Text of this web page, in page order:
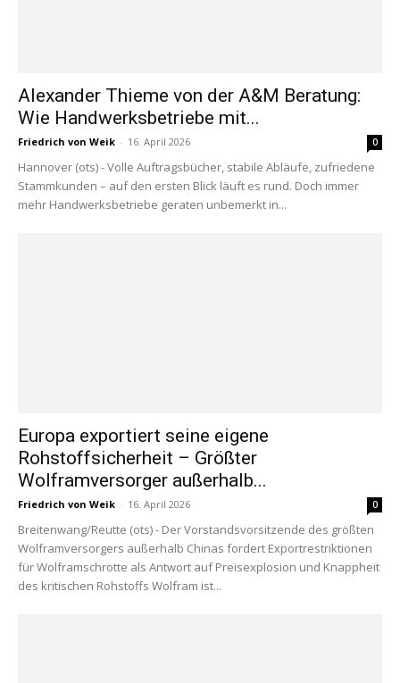
Alexander Thieme von der A&M Beratung:
Wie Handwerksbetriebe mit...
Friedrich von Weik - 16. April 2026 0
Hannover (ots) - Volle Auftragsbücher, stabile Abläufe, zufriedene
Stammkunden – auf den ersten Blick läuft es rund. Doch immer
mehr Handwerksbetriebe geraten unbemerkt in...
Europa exportiert seine eigene
Rohstoffsicherheit – Größter
Wolframversorger außerhalb...
Friedrich von Weik - 16. April 2026 0
Breitenwang/Reutte (ots) - Der Vorstandsvorsitzende des größten
Wolframversorgers außerhalb Chinas fordert Exportrestriktionen
für Wolframschrotte als Antwort auf Preisexplosion und Knappheit
des kritischen Rohstoffs Wolfram ist...